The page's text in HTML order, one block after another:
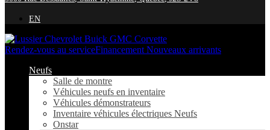
EN
Rendez-vous au serviceFinancement Nouveaux arrivants
Neufs
Salle de montre
Véhicules neufs en inventaire
Véhicules démonstrateurs
Inventaire véhicules électriques Neufs
Onstar